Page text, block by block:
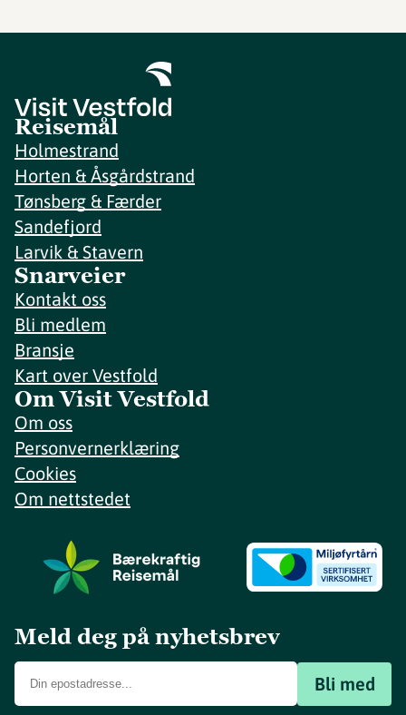
Reisemål
Holmestrand
Horten & Åsgårdstrand
Tønsberg & Færder
Sandefjord
Larvik & Stavern
Snarveier
Kontakt oss
Bli medlem
Bransje
Kart over Vestfold
Om Visit Vestfold
Om oss
Personvernerklæring
Cookies
Om nettstedet
Meld deg på nyhetsbrev
Bli med